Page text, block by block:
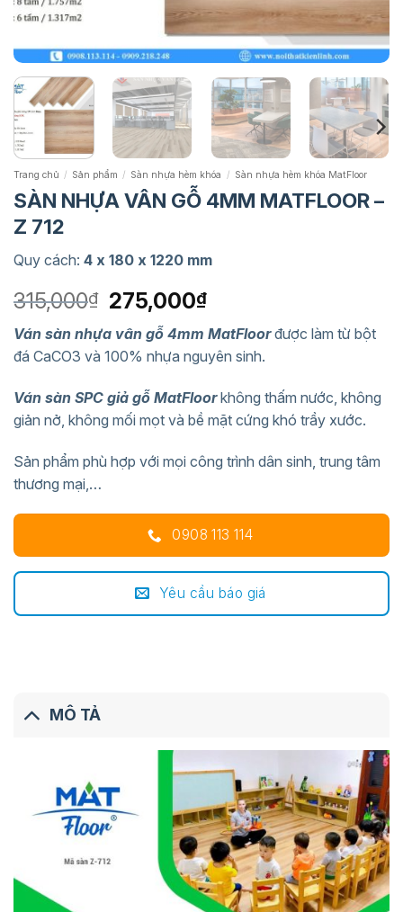
Trang chủ / Sản phẩm / Sàn nhựa hèm khóa / Sàn nhựa hèm khóa MatFloor
SÀN NHỰA VÂN GỖ 4MM MATFLOOR –
Z 712
Quy cách: 4 x 180 x 1220 mm
315,000₫
Giá
gốc
là:
315,000₫.
275,000₫Giá
hiện
tại
là:
275,000₫.
Ván sàn nhựa vân gỗ 4mm MatFloorđược làm từ bột
đá CaCO3 và 100% nhựa nguyên sinh.
Ván sàn SPC giả gỗ MatFloorkhông thấm nước, không
giản nở, không mối mọt và bề mặt cứng khó trầy xước.
Sản phẩm phù hợp với mọi công trình dân sinh, trung tâm
thương mại,…
0908 113 114
Yêu cầu báo giá
MÔ TẢ